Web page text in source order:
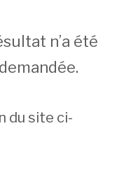
n’a été
du site ci-